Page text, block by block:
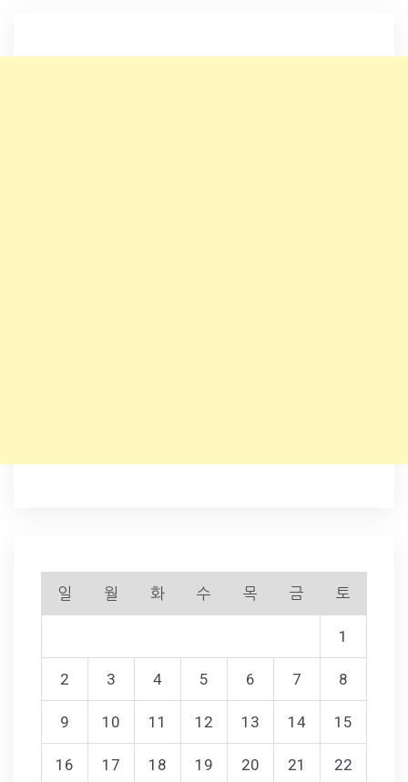
일 월 화 수 목 금 토
1
2 3 4 5 6 7 8
9 10 11 12 13 14 15
16 17 18 19 20 21 22